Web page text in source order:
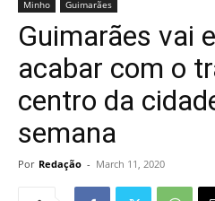
Minho Guimarães
Guimarães vai
acabar com o
centro da
semana
Por Redação - March 11, 2020